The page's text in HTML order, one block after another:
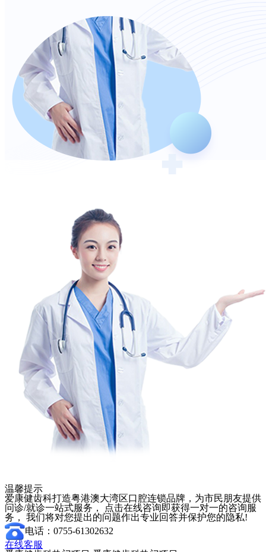
温馨提示
爱康健齿科打造粤港澳大湾区口腔连锁品牌，为市民朋友提供
问诊/就诊一站式服务， 点击在线咨询即获得一对一的咨询服
务， 我们将对您提出的问题作出专业回答并保护您的隐私!
电话：0755-61302632
在线客服